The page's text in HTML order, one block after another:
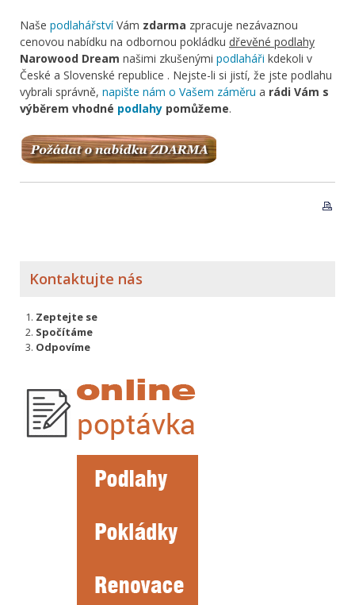
Naše podlahářstvíVám zdarma zpracuje nezávaznou
cenovou nabídku na odbornou pokládku dřevěné podlahy
Narowood Dream našimi zkušenými podlaháři kdekoli v
České a Slovenské republice . Nejste-li si jistí, že jste podlahu
vybrali správně, napište nám o Vašem záměru a rádi Vám s
výběrem vhodné podlahy pomůžeme.
Kontaktujte nás
Zeptejte se
Spočítáme
Odpovíme